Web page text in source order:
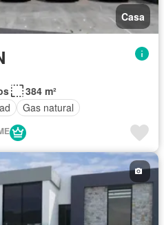
Casa
384 m²
Gas natural